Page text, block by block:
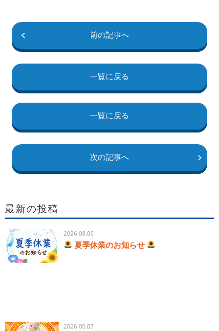
前の記事へ
一覧に戻る
一覧に戻る
次の記事へ
最新の投稿
2026.08.06
夏季休業のお知らせ
2026.05.07